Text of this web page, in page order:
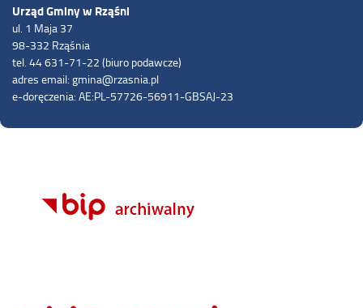
Urząd Gminy w Rząśni
ul. 1 Maja 37
98-332 Rząśnia
tel. 44 631-71-22 (biuro podawcze)
adres email: gmina@rzasnia.pl
e-doręczenia: AE:PL-57726-56911-GBSAJ-23